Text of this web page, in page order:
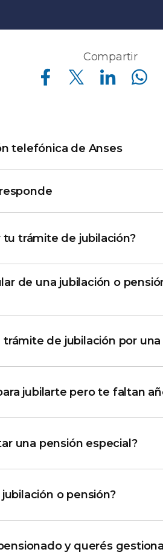
Compartir
Compartir en Facebook Compartir en Twitter Compartir en Linkedin Compartir en Whatsapp
telefónica de Anses
tu trámite de jubilación?
de una jubilación o
trámite de jubilación por
jubilarte pero te faltan
una pensión especial?
jubilación o pensión?
y querés